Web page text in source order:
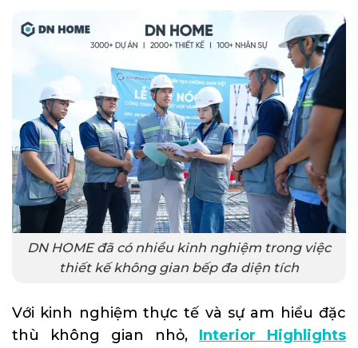
DN HOME đã có nhiều kinh nghiệm trong việc
thiết kế không gian bếp đa diện tích
Với kinh nghiệm thực tế và sự am hiểu đặc
thù không gian nhỏ, Interior Highlights